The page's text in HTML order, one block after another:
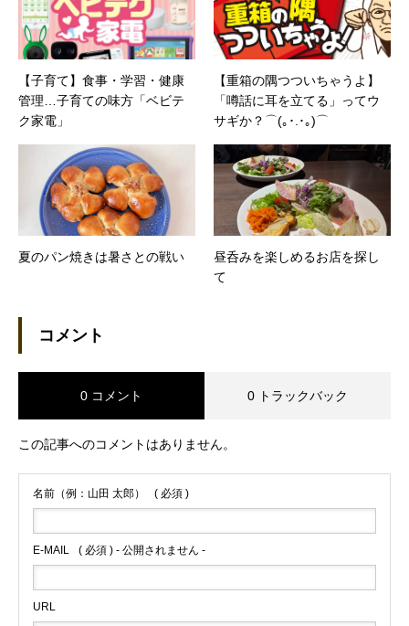
【子育て】食事・学習・健康
管理…子育ての味方「ベビテ
ク家電」
【重箱の隅つついちゃうよ】
「噂話に耳を立てる」ってウ
サギか？⌒(｡･.･｡)⌒
夏のパン焼きは暑さとの戦い
昼呑みを楽しめるお店を探し
て
コメント
0 コメント 0 トラックバック
この記事へのコメントはありません。
名前（例：山田 太郎） ( 必須 )
E-MAIL ( 必須 ) - 公開されません -
URL